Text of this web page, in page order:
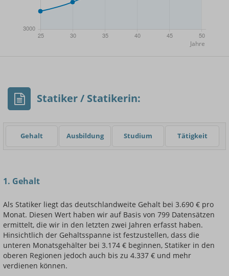
Statiker / Statikerin:
Gehalt Ausbildung Studium Tätigkeit
1. Gehalt
Als Statiker liegt das deutschlandweite Gehalt bei 3.690 € pro
Monat. Diesen Wert haben wir auf Basis von 799 Datensätzen
ermittelt, die wir in den letzten zwei Jahren erfasst haben.
Hinsichtlich der Gehaltsspanne ist festzustellen, dass die
unteren Monatsgehälter bei 3.174 € beginnen, Statiker in den
oberen Regionen jedoch auch bis zu 4.337 € und mehr
verdienen können.